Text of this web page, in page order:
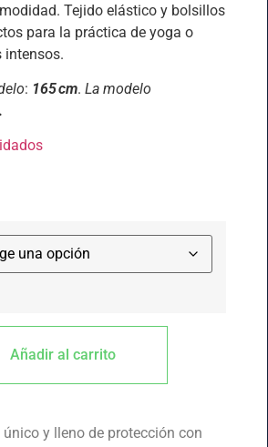
Tejido elástico y bolsillos
para la práctica de yoga o
intensos.
: 165 cm. La modelo
Añadir al carrito
único y lleno de protección con